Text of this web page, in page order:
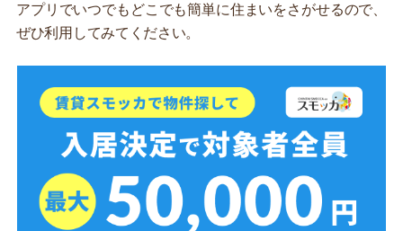
アプリでいつでもどこでも簡単に住まいをさがせるので、
ぜひ利用してみてください。